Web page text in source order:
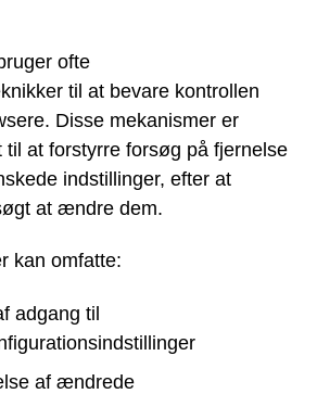
ofte
til at bevare kontrollen
Disse mekanismer er
til at forstyrre forsøg på fjernelse
indstillinger, efter at
at ændre dem.
kan omfatte:
adgang til
af ændrede